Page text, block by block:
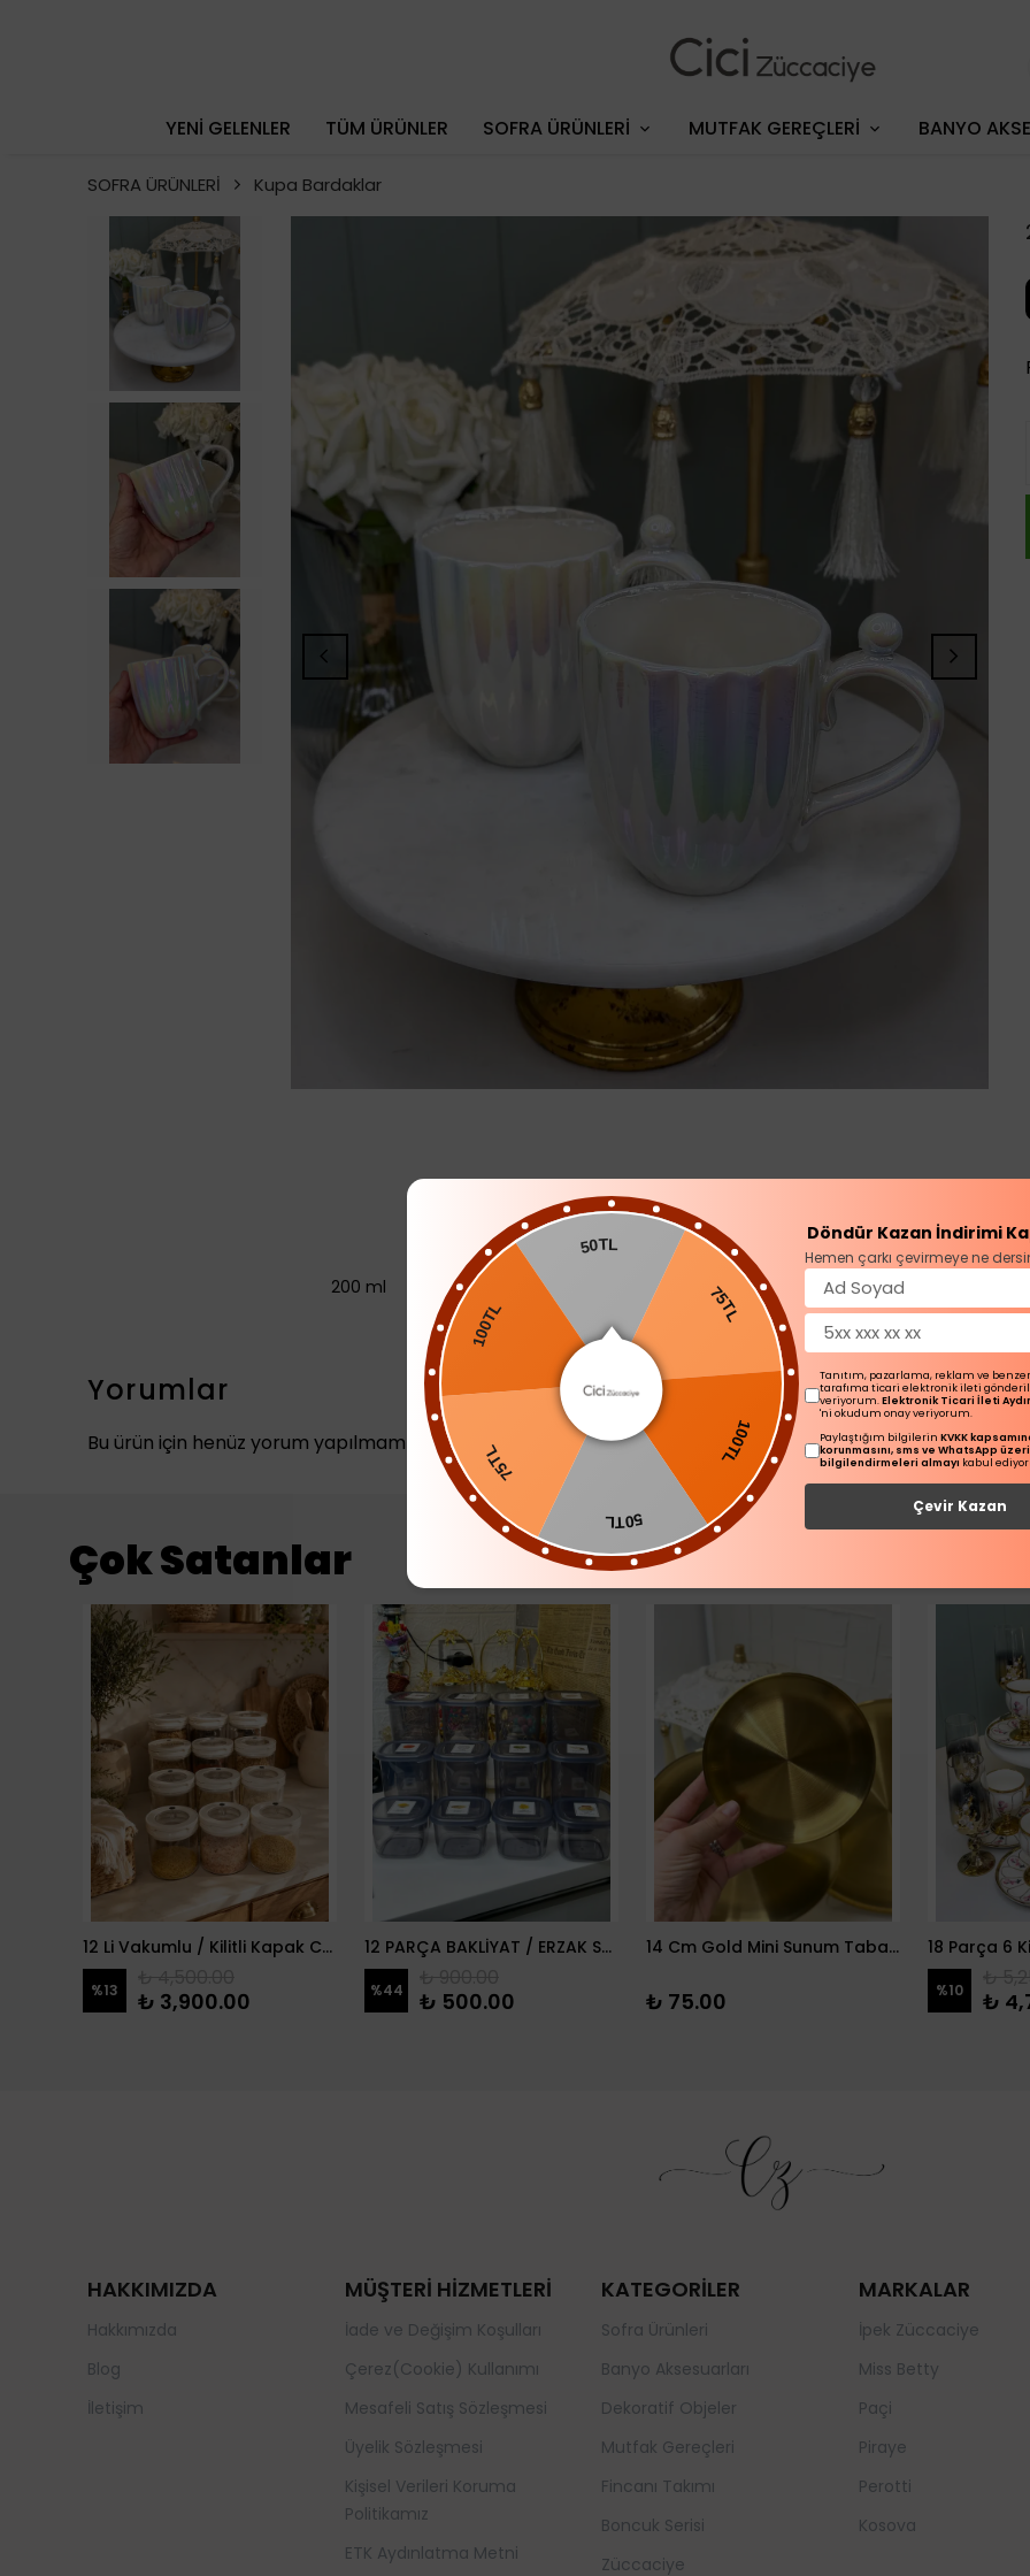
YENİ GELENLER TÜM ÜRÜNLER SOFRA ÜRÜNLERİ MUTFAK GEREÇLERİ BANYO
SOFRA ÜRÜNLERİ Kupa Bardaklar
200 ml
Yorumlar
Bu ürün için henüz yorum yapılmamış.
Çok Satanlar
12 Li Vakumlu / Kilitli Kapak Cam Erzak Kabı / Kavanoz
%13 ₺ 3,900.00
12 PARÇA BAKLİYAT / ERZAK SETİ
%44 ₺ 500.00
14 Cm Gold Mini Sunum Tabağı
₺ 75.00 %10 ₺
HAKKIMIZDA
Hakkımızda
Blog
İletişim
MÜŞTERİ HİZMETLERİ
İade ve Değişim Koşulları
Çerez(Cookie) Kullanımı
Mesafeli Satış Sözleşmesi
Üyelik Sözleşmesi
Kişisel Verileri Koruma
Politikamız
ETK Aydınlatma Metni
KATEGORİLER
Sofra Ürünleri
Banyo Aksesuarları
Dekoratif Objeler
Mutfak Gereçleri
Fincanı Takımı
Boncuk Serisi
Züccaciye
MARKALAR
İpek Züccaciye
Miss Betty
Paçi
Piraye
Perotti
Kosova
50TL
75TL
100TL
50TL
75TL
100TL
Döndür Kazan İndirimi
Hemen çarkı çevirmeye ne
Tanıtım, pazarlama, reklam ve
tarafıma ticari elektronik ileti
veriyorum.Elektronik Ticari İleti
'ni okudum onay veriyorum.
Paylaştığım bilgilerin KVKK
korunmasını, sms ve WhatsApp
bilgilendirmeleri almayı kabul
Çevir Kazan